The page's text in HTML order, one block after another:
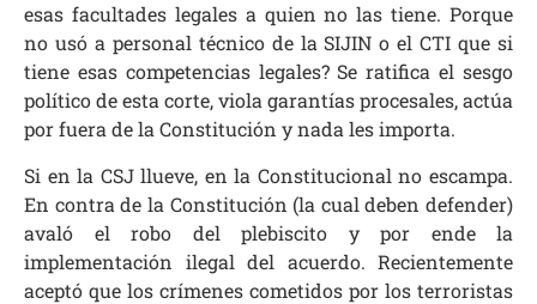
esas facultades legales a quien no las tiene. Porque
no usó a personal técnico de la SIJIN o el CTI que si
tiene esas competencias legales? Se ratifica el sesgo
político de esta corte, viola garantías procesales, actúa
por fuera de la Constitución y nada les importa.
Si en la CSJ llueve, en la Constitucional no escampa.
En contra de la Constitución (la cual deben defender)
avaló el robo del plebiscito y por ende la
implementación ilegal del acuerdo. Recientemente
aceptó que los crímenes cometidos por los terroristas